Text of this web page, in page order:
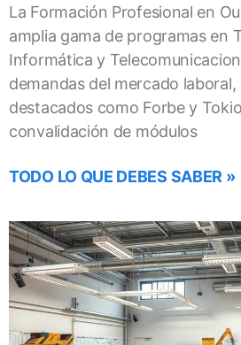
La Formación Profesional en
amplia gama de programas en
Informática y
demandas del mercado
destacados como Forbe y
convalidación de módulos
TODO LO QUE DEBES SABER »